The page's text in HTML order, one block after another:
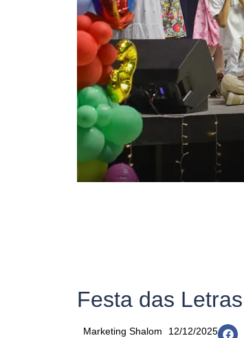
Festa das Letras
Marketing Shalom 12/12/2025